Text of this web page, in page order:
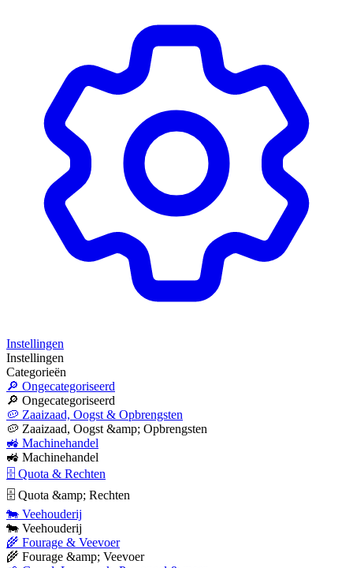
Instellingen
Instellingen
Categorieën
🔎 Ongecategoriseerd
🔎 Ongecategoriseerd
🥔 Zaaizaad, Oogst & Opbrengsten
🥔 Zaaizaad, Oogst &amp; Opbrengsten
🚜 Machinehandel
🚜 Machinehandel
🗄 Quota & Rechten
🗄 Quota &amp; Rechten
🐄 Veehouderij
🐄 Veehouderij
🌾 Fourage & Veevoer
🌾 Fourage &amp; Veevoer